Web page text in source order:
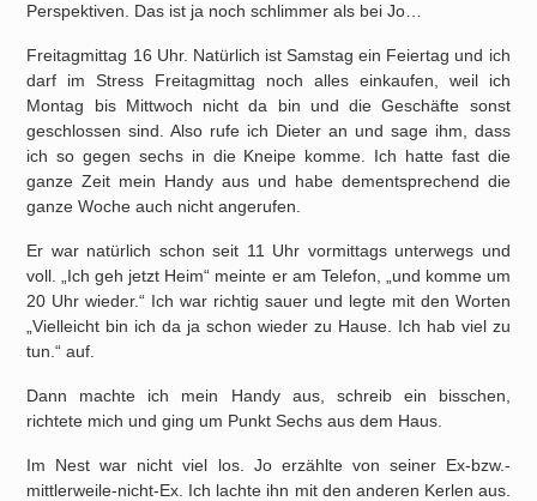
Perspektiven. Das ist ja noch schlimmer als bei Jo…
Freitagmittag 16 Uhr. Natürlich ist Samstag ein Feiertag und ich
darf im Stress Freitagmittag noch alles einkaufen, weil ich
Montag bis Mittwoch nicht da bin und die Geschäfte sonst
geschlossen sind. Also rufe ich Dieter an und sage ihm, dass
ich so gegen sechs in die Kneipe komme. Ich hatte fast die
ganze Zeit mein Handy aus und habe dementsprechend die
ganze Woche auch nicht angerufen.
Er war natürlich schon seit 11 Uhr vormittags unterwegs und
voll. „Ich geh jetzt Heim“ meinte er am Telefon, „und komme um
20 Uhr wieder.“ Ich war richtig sauer und legte mit den Worten
„Vielleicht bin ich da ja schon wieder zu Hause. Ich hab viel zu
tun.“ auf.
Dann machte ich mein Handy aus, schreib ein bisschen,
richtete mich und ging um Punkt Sechs aus dem Haus.
Im Nest war nicht viel los. Jo erzählte von seiner Ex-bzw.-
mittlerweile-nicht-Ex. Ich lachte ihn mit den anderen Kerlen aus.